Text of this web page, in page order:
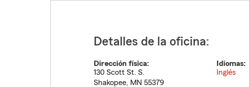
Detalles de la oficina:
Dirección física:
130 Scott St. S.
Shakopee, MN 55379
Idiomas:
Inglés